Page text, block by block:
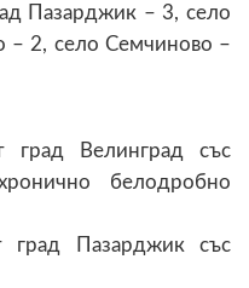
Пазарджик – 3, село
– 2, село Семчиново –
Велинград със
белодробно
Пазарджик със